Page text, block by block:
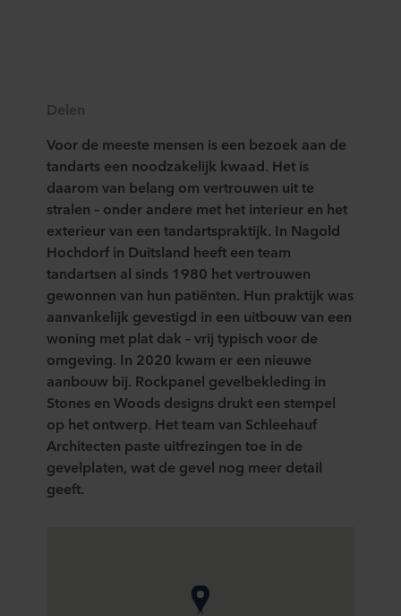
Delen
Voor de meeste mensen is een bezoek aan de
tandarts een noodzakelijk kwaad. Het is
daarom van belang om vertrouwen uit te
stralen – onder andere met het interieur en het
exterieur van een tandartspraktijk. In Nagold
Hochdorf in Duitsland heeft een team
tandartsen al sinds 1980 het vertrouwen
gewonnen van hun patiënten. Hun praktijk was
aanvankelijk gevestigd in een uitbouw van een
woning met plat dak – vrij typisch voor de
omgeving. In 2020 kwam er een nieuwe
aanbouw bij. Rockpanel gevelbekleding in
Stones en Woods designs drukt een stempel
op het ontwerp. Het team van Schleehauf
Architecten paste uitfrezingen toe in de
gevelplaten, wat de gevel nog meer detail
geeft.